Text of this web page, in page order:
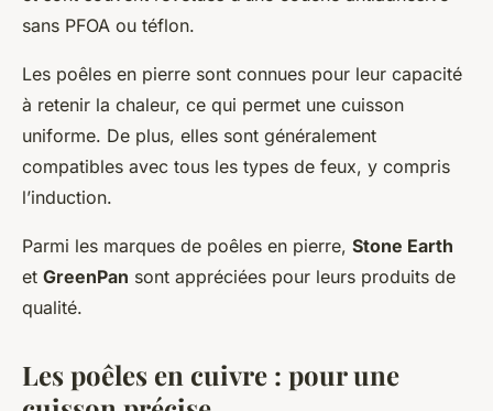
sans PFOA ou téflon.
Les poêles en pierre sont connues pour leur capacité
à retenir la chaleur, ce qui permet une cuisson
uniforme. De plus, elles sont généralement
compatibles avec tous les types de feux, y compris
l’induction.
Parmi les marques de poêles en pierre, Stone Earth
et GreenPan sont appréciées pour leurs produits de
qualité.
Les poêles en cuivre : pour une